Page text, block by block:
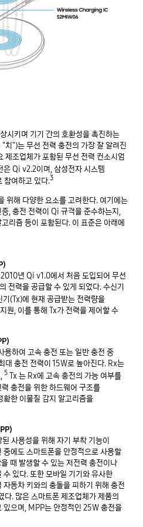
시키며 기기 간의 호환성을 촉진하는
")는 무선 전력 충전의 가장 잘 알려진
조업체가 포함된 무선 전력 컨소시엄
은 Qi v2.2이며, 삼성전자 시스템
참여하고 있다.3
위해 다양한 요소를 고려한다. 여기에는
, 충전 전력이 Qi 규격을 준수하는지,
리즘 등이 포함된다. 이 표준은 아래에
년 Qi v1.0에서 처음 도입되어 무선
전력을 공급할 수 있게 되었다. 수신기
(Tx)에 현재 공급받는 전력량을
원, 이를 통해 Tx가 전력을 제어할 수
용하여 고속 충전 또는 일반 충전 중
대 충전 전력이 15W로 높아진다. Rx는
5Tx 는 Rx에 고속 충전의 가능 여부를
충전을 위한 하드웨어 구조를
한 이물질 감지 알고리즘을
사용성을 위해 자기 부착 기능이
에도 스마트폰을 안정적으로 사용할
때 발생할 수 있는 저전력 충전이나
있다. 또한 모바일 기기와 유사한
동차 키와의 충돌을 피하기 위해 충전
. 많은 스마트폰 제조업체가 제품의
으며, MPP는 안정적인 25W 충전을